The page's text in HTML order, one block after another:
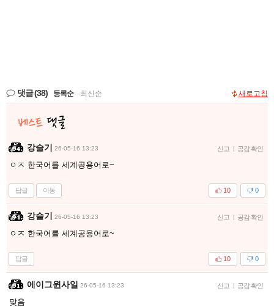
댓글(38) 등록순 최신순 새로고침
강슬기 26-05-16 13:23 신고 | 공감 확인
ㅇㅈ 한국어를 세계공용어로~
답글 이동 0
10
강슬기 26-05-16 13:23 신고 | 공감 확인
ㅇㅈ 한국어를 세계공용어로~
답글 0
10
에이그윈사일 26-05-16 13:23 신고 | 공감 확인
맞음